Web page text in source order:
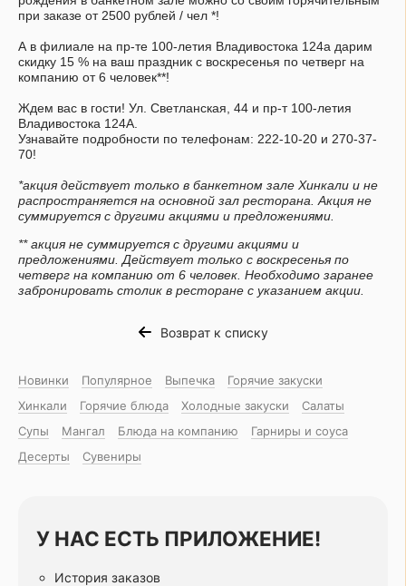
при заказе от 2500 рублей / чел *!
А в филиале на пр-те 100-летия Владивостока 124а дарим
скидку 15 % на ваш праздник с воскресенья по четверг на
компанию от 6 человек**!
Ждем вас в гости! Ул. Светланская, 44 и пр-т 100-летия
Владивостока 124А.
Узнавайте подробности по телефонам: 222-10-20 и 270-37-
70!
*акция действует только в банкетном зале Хинкали и не
распространяется на основной зал ресторана. Акция не
суммируется с другими акциями и предложениями.
** акция не суммируется с другими акциями и
предложениями. Действует только с воскресенья по
четверг на компанию от 6 человек. Необходимо заранее
забронировать столик в ресторане с указанием акции.
Возврат к списку
Новинки Популярное Выпечка
Горячие закуски
Хинкали
Горячие блюда Холодные закуски
Салаты
Супы
Мангал Блюда на компанию
Гарниры и соуса
Десерты
Сувениры
У НАС ЕСТЬ ПРИЛОЖЕНИЕ!
История заказов